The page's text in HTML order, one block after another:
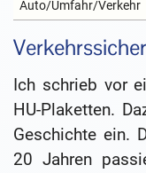
Auto/Umfahr/Verkehr
Ich schrieb vor
HU-Plaketten.
Geschichte ein.
20 Jahren